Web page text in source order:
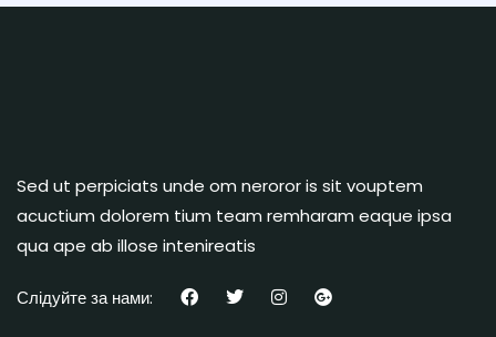
Sed ut perpiciats unde om neroror is sit vouptem
acuctium dolorem tium team remharam eaque ipsa
qua ape ab illose intenireatis
Слідуйте за нами: